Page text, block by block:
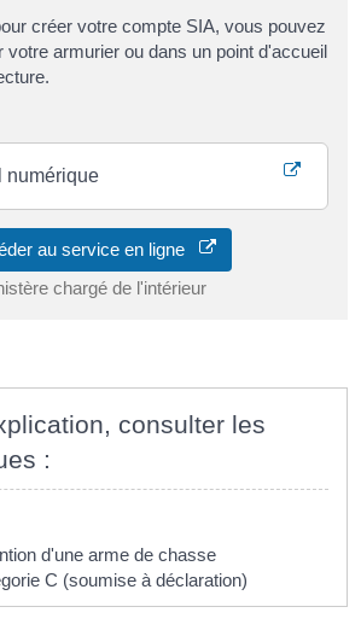
créer votre compte SIA, vous pouvez
votre armurier ou dans un point d'accueil
numérique
au service en ligne
chargé de l'intérieur
consulter les
:
d'une arme de chasse
C (soumise à déclaration)